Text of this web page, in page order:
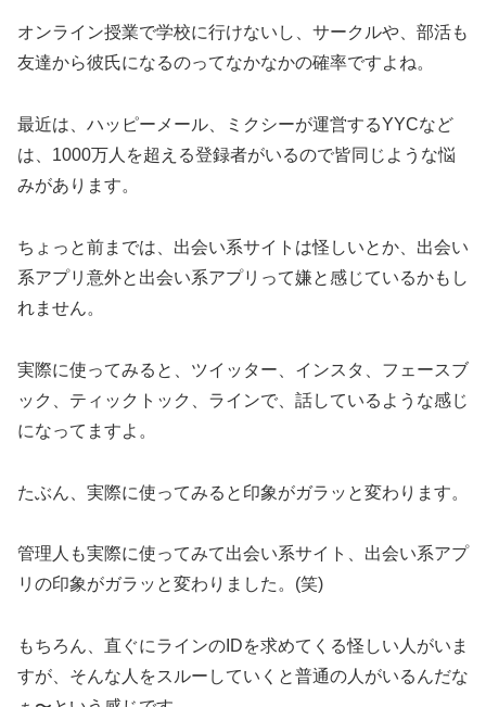
オンライン授業で学校に行けないし、サークルや、部活も
友達から彼氏になるのってなかなかの確率ですよね。
最近は、ハッピーメール、ミクシーが運営するYYCなど
は、1000万人を超える登録者がいるので皆同じような悩
みがあります。
ちょっと前までは、出会い系サイトは怪しいとか、出会い
系アプリ意外と出会い系アプリって嫌と感じているかもし
れません。
実際に使ってみると、ツイッター、インスタ、フェースブ
ック、ティックトック、ラインで、話しているような感じ
になってますよ。
たぶん、実際に使ってみると印象がガラッと変わります。
管理人も実際に使ってみて出会い系サイト、出会い系アプ
リの印象がガラッと変わりました。(笑)
もちろん、直ぐにラインのIDを求めてくる怪しい人がいま
すが、そんな人をスルーしていくと普通の人がいるんだな